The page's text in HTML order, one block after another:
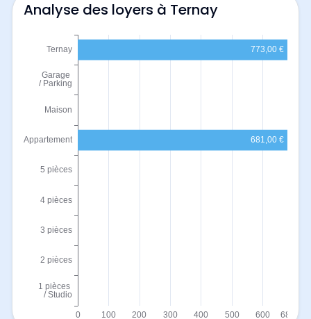
Analyse des loyers à Ternay